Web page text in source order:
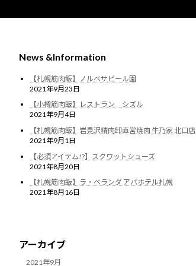
News &Information
【札幌筋肉飯】ノルベサビール園
2021年9月23日
【小樽筋肉飯】レストラン シズル
2021年9月4日
【札幌筋肉飯】岩見沢精肉卸直営焼肉 牛乃家 北口店
2021年9月1日
【必須アイテム!?】スクワットシューズ
2021年8月20日
【札幌筋肉飯】ラ・ベランダ アパホテル札幌
2021年8月16日
アーカイブ
2021年9月